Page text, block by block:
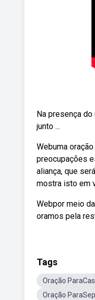
Na presença
junto ...
Webuma
preocupações
aliança, que
mostra isto em
Webpor meio
oramos pela
Tags
Oração
Oração